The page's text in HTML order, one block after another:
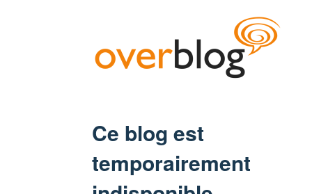
Ce blog est
temporairement